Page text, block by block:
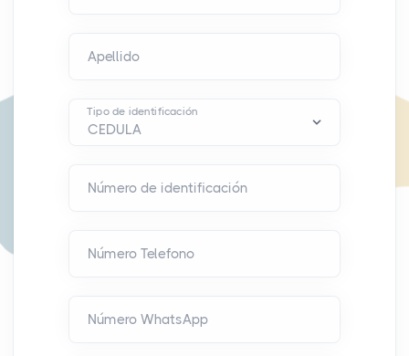
Apellido
Tipo de identificación
Número de identificación
Número Telefono
Número WhatsApp